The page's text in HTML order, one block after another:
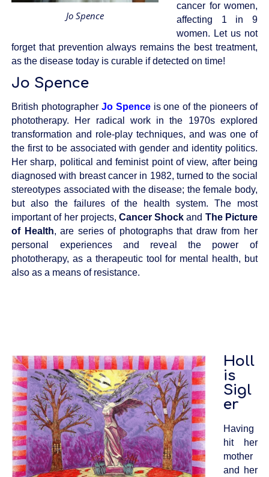
Jo Spence
cancer for women,
affecting 1 in 9
women. Let us not
forget that prevention always remains the best treatment,
as the disease today is curable if detected on time!
Jo Spence
British photographer Jo Spence is one of the pioneers of
phototherapy. Her radical work in the 1970s explored
transformation and role-play techniques, and was one of
the first to be associated with gender and identity politics.
Her sharp, political and feminist point of view, after being
diagnosed with breast cancer in 1982, turned to the social
stereotypes associated with the disease; the female body,
but also the failures of the health system. The most
important of her projects, Cancer Shock and The Picture
of Health, are series of photographs that draw from her
personal experiences and reveal the power of
phototherapy, as a therapeutic tool for mental health, but
also as a means of resistance.
Holl
is
Sigl
er
Having
hit her
mother
and her